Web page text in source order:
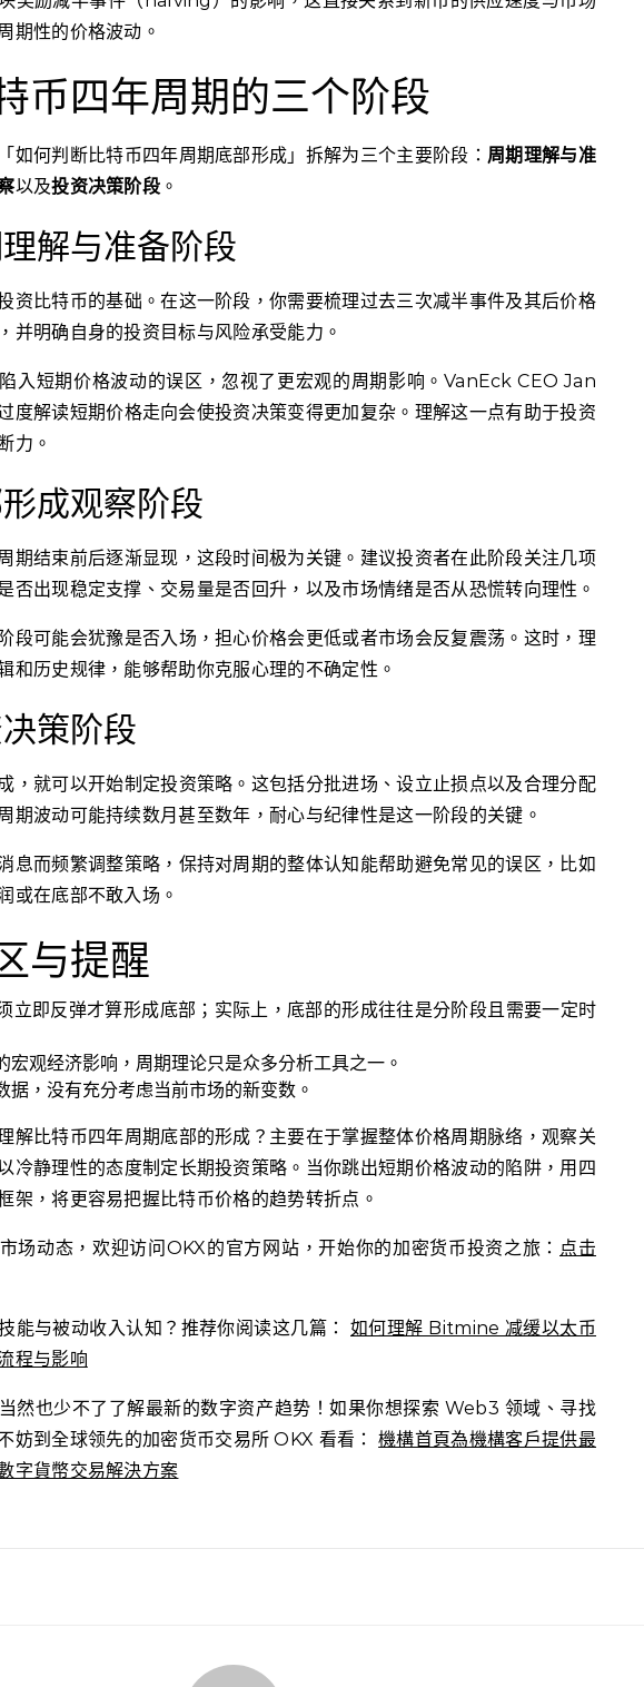
期性的价格波动。
币四年周期的三个阶段
如何判断比特币四年周期底部形成」拆解为三个主要阶段： 周期理解与准
以及投资决策阶段 。
解与准备阶段
资比特币的基础。在这一阶段，你需要梳理过去三次减半事件及其后价格
并明确自身的投资目标与风险承受能力。
入短期价格波动的误区，忽视了更宏观的周期影响。VanEck CEO Jan
度解读短期价格走向会使投资决策变得更加复杂。理解这一点有助于投资
力。
成观察阶段
期结束前后逐渐显现，这段时间极为关键。建议投资者在此阶段关注几项
否出现稳定支撑、交易量是否回升，以及市场情绪是否从恐慌转向理性。
段可能会犹豫是否入场，担心价格会更低或者市场会反复震荡。这时，理
和历史规律，能够帮助你克服心理的不确定性。
策阶段
，就可以开始制定投资策略。这包括分批进场、设立止损点以及合理分配
期波动可能持续数月甚至数年，耐心与纪律性是这一阶段的关键。
息而频繁调整策略，保持对周期的整体认知能帮助避免常见的误区，比如
或在底部不敢入场。
与提醒
立即反弹才算形成底部；实际上，底部的形成往往是分阶段且需要一定时
宏观经济影响，周期理论只是众多分析工具之一。
据，没有充分考虑当前市场的新变数。
解比特币四年周期底部的形成？主要在于掌握整体价格周期脉络，观察关
冷静理性的态度制定长期投资策略。当你跳出短期价格波动的陷阱，用四
架，将更容易把握比特币价格的趋势转折点。
场动态，欢迎访问OKX的官方网站，开始你的加密货币投资之旅： 点击
能与被动收入认知？推荐你阅读这几篇： 如何理解 Bitmine 减缓以太币
程与影响
然也少不了了解最新的数字资产趋势！如果你想探索 Web3 领域、寻找
妨到全球领先的加密货币交易所 OKX 看看：機構首頁為機構客戶提供最
字貨幣交易解決方案